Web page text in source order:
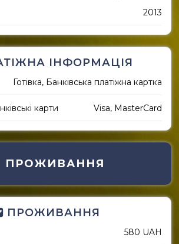
2013
ІНФОРМАЦІЯ
Готівка, Банківська платіжна картка
карти Visa, MasterCard
ПРОЖИВАННЯ
ПРОЖИВАННЯ
580 UAH